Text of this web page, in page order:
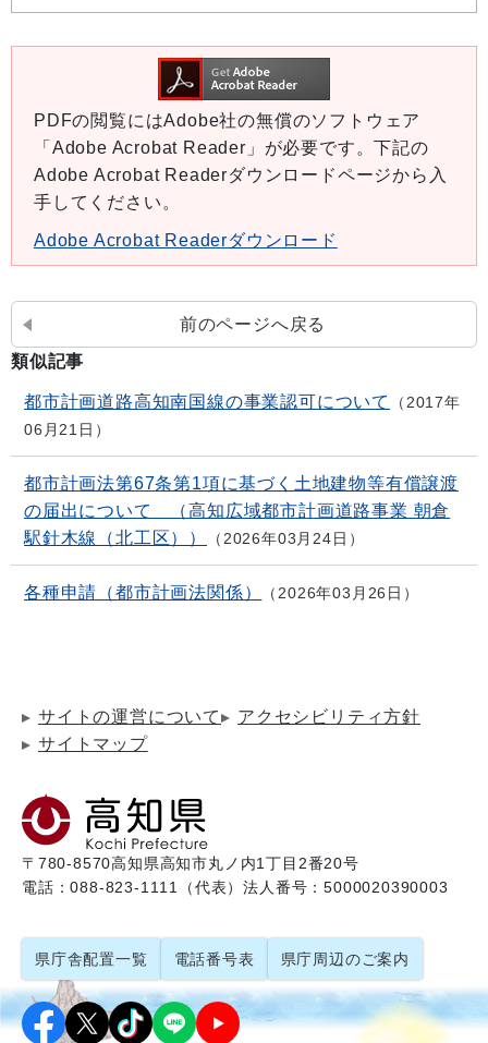
PDFの閲覧にはAdobe社の無償のソフトウェア
「Adobe Acrobat Reader」が必要です。下記の
Adobe Acrobat Readerダウンロードページから入
手してください。
Adobe Acrobat Readerダウンロード
前のページへ戻る
類似記事
都市計画道路高知南国線の事業認可について
2017年
06月21日
都市計画法第67条第1項に基づく土地建物等有償譲渡
の届出について （高知広域都市計画道路事業 朝倉
駅針木線（北工区））
2026年03月24日
各種申請（都市計画法関係） 2026年03月26日
サイトの運営について
アクセシビリティ方針
サイトマップ
〒780-8570高知県高知市丸ノ内1丁目2番20号
電話：088-823-1111（代表）法人番号：5000020390003
県庁舎配置一覧 電話番号表 県庁周辺のご案内